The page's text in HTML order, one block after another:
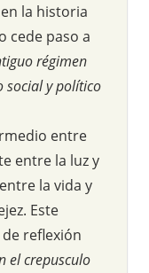
la historia
cede paso a
régimen
social y político
entre
entre la luz y
la vida y
Este
reflexión
el crepusculo